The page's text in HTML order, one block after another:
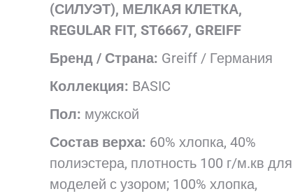
(СИЛУЭТ), МЕЛКАЯ КЛЕТКА,
REGULAR FIT, ST6667, GREIFF
Бренд / Страна: Greiff / Германия
Коллекция: BASIC
Пол: мужской
Состав верха: 60% хлопка, 40%
полиэстера, плотность 100 г/м.кв для
моделей с узором; 100% хлопка,